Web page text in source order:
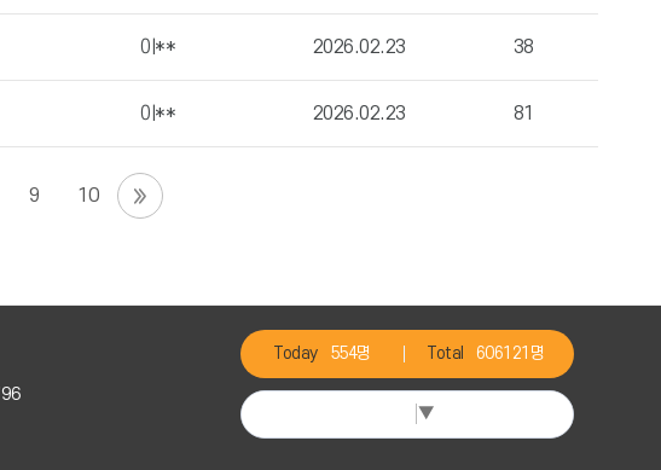
이** 2026.02.23 38
이** 2026.02.23 81
9 10
Today 554명 Total 606121명
▼